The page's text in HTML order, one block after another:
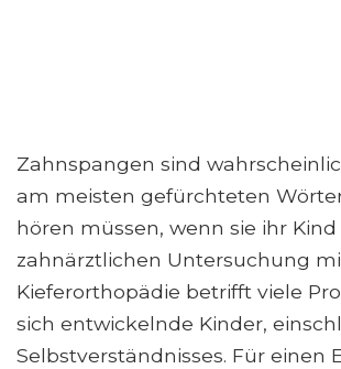
Zahnspangen sind
am meisten gefürchteten
hören müssen, wenn sie ihr
zahnärztlichen Untersuchung
Kieferorthopädie betrifft viele
sich entwickelnde Kinder,
Selbstverständnisses. Für einen